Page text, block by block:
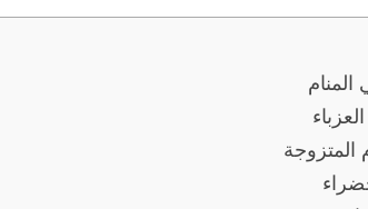
المنام
المتزوجة